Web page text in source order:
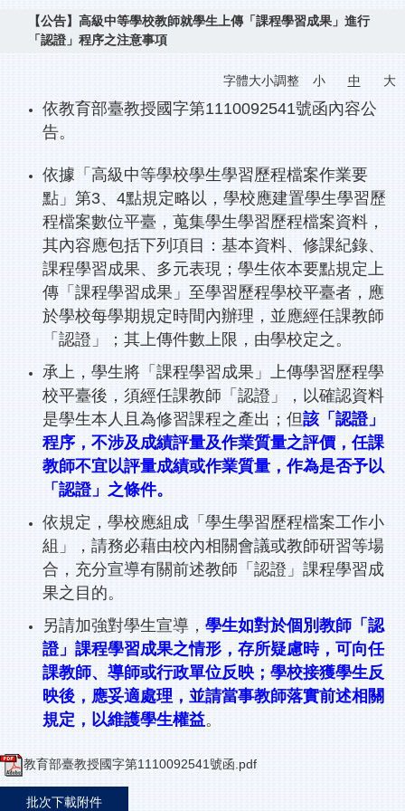
【公告】高級中等學校教師就學生上傳「課程學習成果」進行
「認證」程序之注意事項
字體大小調整 小 中 大
依教育部臺教授國字第1110092541號函內容公
告。
依據「高級中等學校學生學習歷程檔案作業要
點」第3、4點規定略以，學校應建置學生學習歷
程檔案數位平臺，蒐集學生學習歷程檔案資料，
其內容應包括下列項目：基本資料、修課紀錄、
課程學習成果、多元表現；學生依本要點規定上
傳「課程學習成果」至學習歷程學校平臺者，應
於學校每學期規定時間內辦理，並應經任課教師
「認證」；其上傳件數上限，由學校定之。
承上，學生將「課程學習成果」上傳學習歷程學
校平臺後，須經任課教師「認證」，以確認資料
是學生本人且為修習課程之產出；但該「認證」
程序，不涉及成績評量及作業質量之評價，任課
教師不宜以評量成績或作業質量，作為是否予以
「認證」之條件。
依規定，學校應組成「學生學習歷程檔案工作小
組」，請務必藉由校內相關會議或教師研習等場
合，充分宣導有關前述教師「認證」課程學習成
果之目的。
另請加強對學生宣導， 學生如對於個別教師「認
證」課程學習成果之情形，存所疑慮時，可向任
課教師、導師或行政單位反映；學校接獲學生反
映後，應妥適處理，並請當事教師落實前述相關
規定，以維護學生權益。
教育部臺教授國字第1110092541號函.pdf
批次下載附件